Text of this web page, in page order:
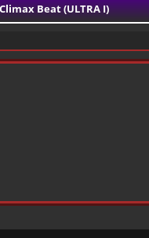
Beat (ULTRA I)